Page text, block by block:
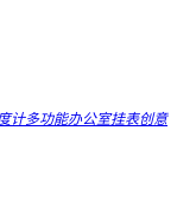
计多功能办公室挂表创意